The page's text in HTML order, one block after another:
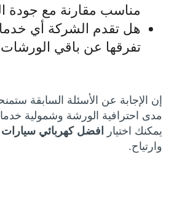
مناسب مقارنة مع جودة
هل تقدم الشركة أي
تفرقها عن باقي
إن الإجابة عن الأسئلة السابقة
مدى احترافية الورشة وشمولية
يمكنك اختيار
افضل كهربائي
وارتياح.